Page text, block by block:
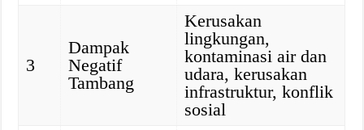
3
Dampak
Negatif
Tambang
Kerusakan
lingkungan,
kontaminasi air dan
udara, kerusakan
infrastruktur, konflik
sosial